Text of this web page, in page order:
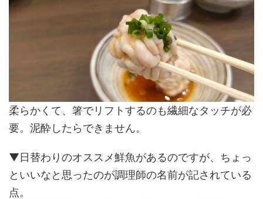
柔らかくて、箸でリフトするのも繊細なタッチが必
要。泥酔したらできません。
▼日替わりのオススメ鮮魚があるのですが、ちょっ
といいなと思ったのが調理師の名前が記されている
点。